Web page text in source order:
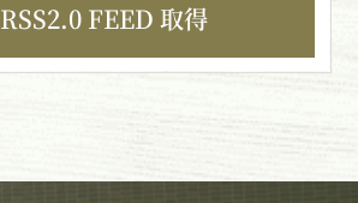
RSS2.0 FEED 取得